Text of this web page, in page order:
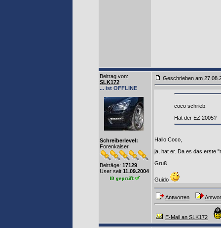
Beitrag von:
SLK172
... ist OFFLINE
Schreiberlevel:
Forenkaiser
Beiträge: 17129
User seit 11.09.2004
Geschrieben am
coco schrieb:
Hat der EZ 2005?
Hallo Coco,
ja, hat er. Da es das erste
Gruß
Guido
Antworten
E-Mail an SLK172